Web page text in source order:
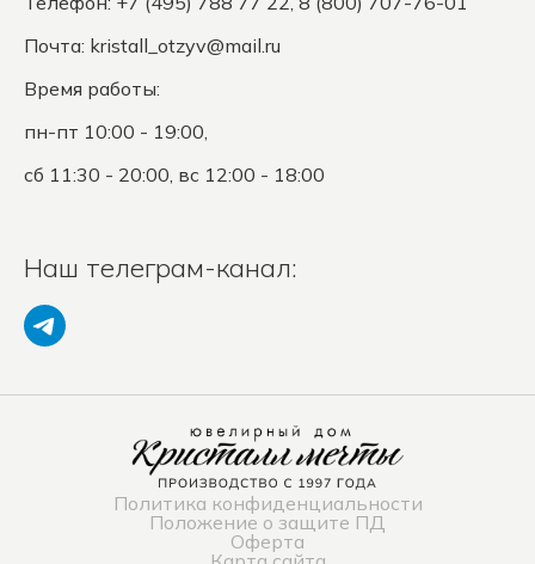
Почта: kristall_otzyv@mail.ru
Время работы:
пн-пт 10:00 - 19:00,
сб 11:30 - 20:00, вс 12:00 - 18:00
Наш телеграм-канал:
Политика конфиденциальности
Положение о защите ПД
Оферта